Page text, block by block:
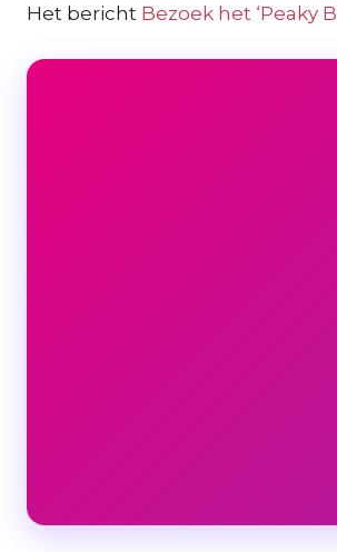
Het bericht Bezoek het ‘Peaky